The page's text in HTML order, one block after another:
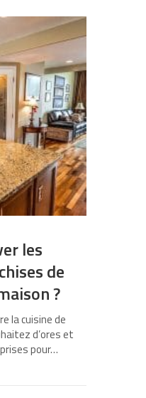
les
de
?
la cuisine de
d’ores et
pour…